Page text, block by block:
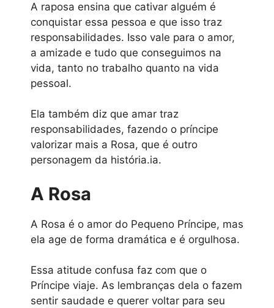
A raposa ensina que cativar alguém é
conquistar essa pessoa e que isso traz
responsabilidades. Isso vale para o amor,
a amizade e tudo que conseguimos na
vida, tanto no trabalho quanto na vida
pessoal.
Ela também diz que amar traz
responsabilidades, fazendo o príncipe
valorizar mais a Rosa, que é outro
personagem da história.ia.
A Rosa
A Rosa é o amor do Pequeno Príncipe, mas
ela age de forma dramática e é orgulhosa.
Essa atitude confusa faz com que o
Príncipe viaje. As lembranças dela o fazem
sentir saudade e querer voltar para seu